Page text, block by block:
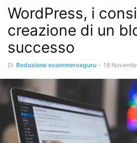
WordPress, i
creazione di un
successo
Di Redazione ecommerceguru - 18